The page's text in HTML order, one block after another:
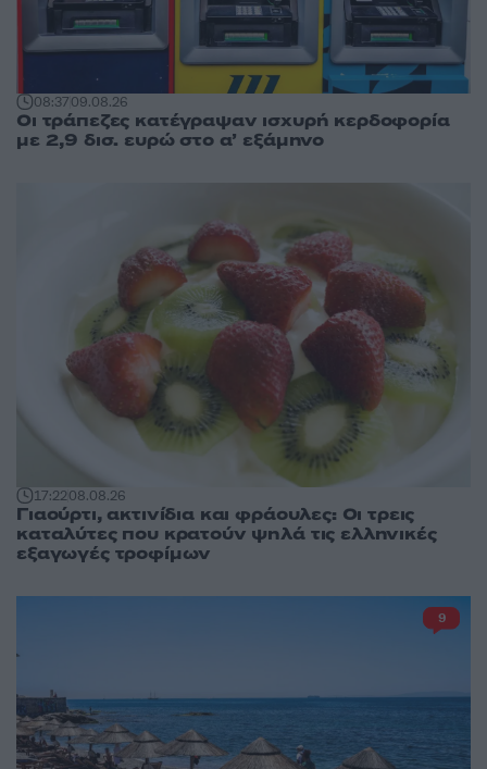
08:3709.08.26
Οι τράπεζες κατέγραψαν ισχυρή κερδοφορία
με 2,9 δισ. ευρώ στο α’ εξάμηνο
17:2208.08.26
Γιαούρτι, ακτινίδια και φράουλες: Οι τρεις
καταλύτες που κρατούν ψηλά τις ελληνικές
εξαγωγές τροφίμων
9